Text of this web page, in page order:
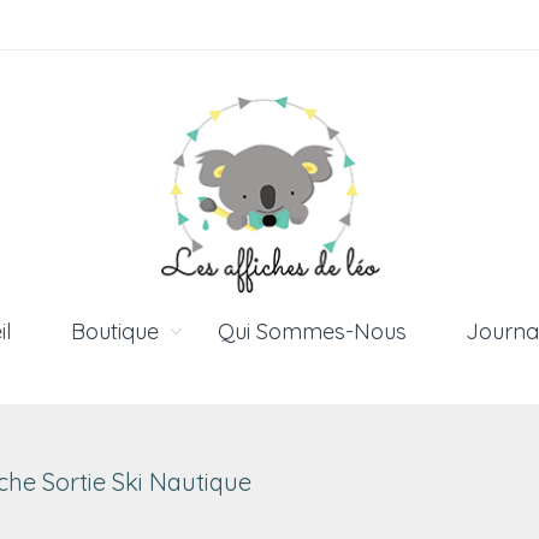
Boutique Qui Sommes-Nous
Sortie Ski Nautique